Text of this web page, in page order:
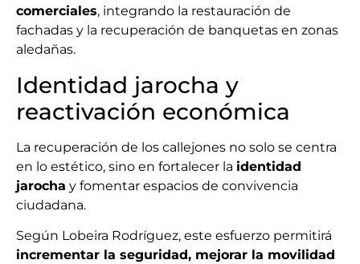
comerciales, integrando la restauración de
fachadas y la recuperación de banquetas en zonas
aledañas.
Identidad jarocha y
reactivación económica
La recuperación de los callejones no solo se centra
en lo estético, sino en fortalecer la identidad
jarocha y fomentar espacios de convivencia
ciudadana.
Según Lobeira Rodríguez, este esfuerzo permitirá
incrementar la seguridad, mejorar la movilidad